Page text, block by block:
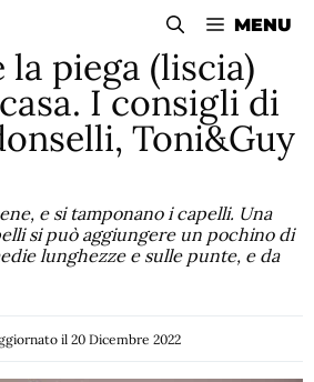
MENU
la piega (liscia)
I consigli di
Toni&Guy
e si tamponano i capelli. Una
si può aggiungere un pochino di
lunghezze e sulle punte, e da
il 20 Dicembre 2022